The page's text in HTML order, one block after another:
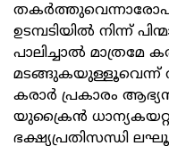
ഉടമ്പടിയിൽ നിന്ന്
പാലിച്ചാൽ മാത്രമേ
മടങ്ങുകയുള്ളൂവെന്ന്
കരാർ പ്രകാരം
യുക്രൈൻ
ഭക്ഷ്യപ്രതിസന്ധി